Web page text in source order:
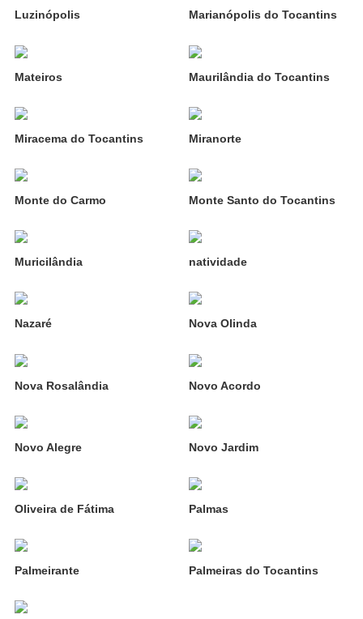
Luzinópolis Marianópolis do Tocantins
Mateiros Maurilândia do Tocantins
Miracema do Tocantins Miranorte
Monte do Carmo Monte Santo do Tocantins
Muricilândia natividade
Nazaré Nova Olinda
Nova Rosalândia Novo Acordo
Novo Alegre Novo Jardim
Oliveira de Fátima Palmas
Palmeirante Palmeiras do Tocantins